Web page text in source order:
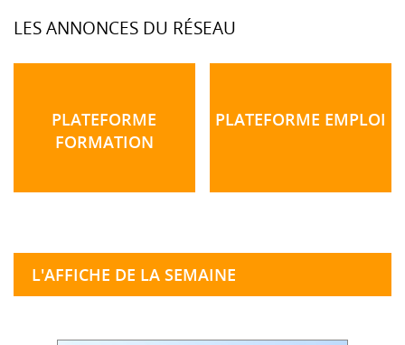
LES ANNONCES DU RÉSEAU
PLATEFORME
FORMATION
PLATEFORME EMPLOI
L'AFFICHE DE LA SEMAINE